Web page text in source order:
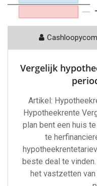
Cashloopycom
Vergelijk
Artikel:
Hypotheekrente
plan bent een huis
te
beste deal te
het vastzetten